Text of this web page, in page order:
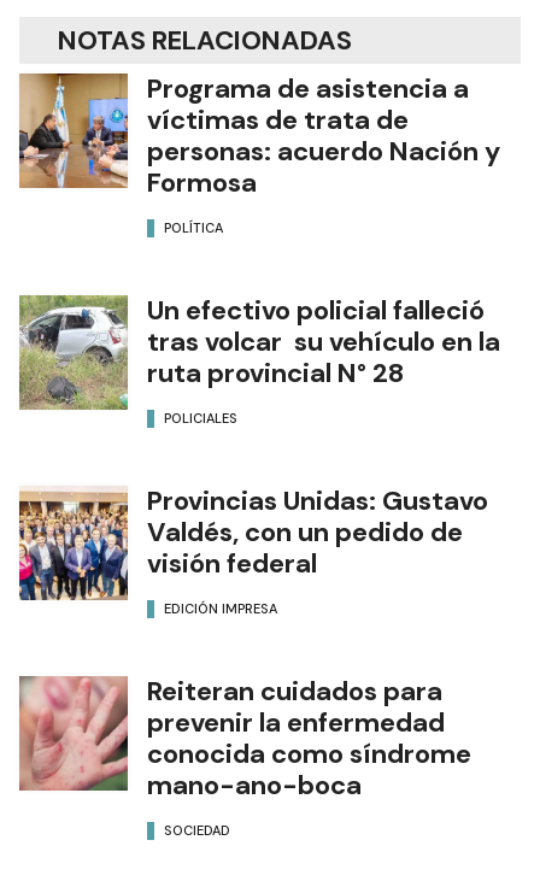
NOTAS RELACIONADAS
Programa de asistencia a
víctimas de trata de
personas: acuerdo Nación y
Formosa
POLÍTICA
Un efectivo policial falleció
tras volcar su vehículo en la
ruta provincial N° 28
POLICIALES
Provincias Unidas: Gustavo
Valdés, con un pedido de
visión federal
EDICIÓN IMPRESA
Reiteran cuidados para
prevenir la enfermedad
conocida como síndrome
mano-ano-boca
SOCIEDAD